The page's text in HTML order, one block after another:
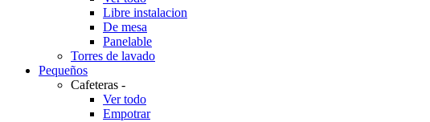
Libre instalacion
De mesa
Panelable
Torres de lavado
Pequeños
Cafeteras -
Ver todo
Empotrar